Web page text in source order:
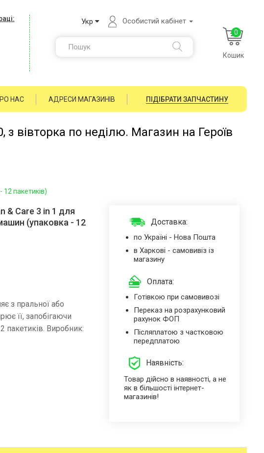
Укр Особистий кабінет
0
Кошик
НАС АДРЕСИ МАГАЗИНІВ ПІДІБРАТИ ЗАПЧАСТИНУ
вівторка по неділю. Магазин на Героїв
пакетиків)
& Care 3 in 1 для
(упаковка - 12
з пральної або
її, запобігаючи
пакетиків. Виробник:
Доставка:
по Україні - Нова Пошта
в Харкові - самовивіз із
магазину
Оплата:
Готівкою при самовивозі
Переказ на розрахунковий
рахунок ФОП
Післяплатою з частковою
передплатою
Наявність:
Товар дійсно в наявності, а не
як в більшості інтернет-
магазинів!